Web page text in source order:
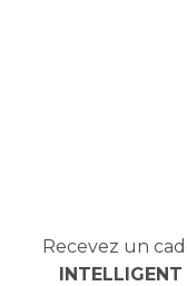
Recevez un